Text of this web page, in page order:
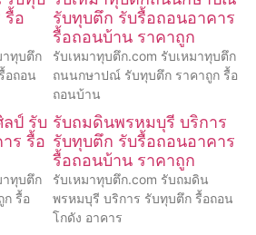
รื้อ
าทุบตึก
อถอน
รับทุบตึก รับรื้อถอนอาคาร
รื้อถอนบ้าน ราคาถูก
รับเหมาทุบตึก.com รับเหมาทุบตึก
ถนนกษาปณ์ รับทุบตึก ราคาถูก รื้อ
ถอนบ้าน
ป์ รับ
ร รื้อ
าทุบตึก
รื้อ
รับถมดินพรหมบุรี บริการ
รับทุบตึก รับรื้อถอนอาคาร
รื้อถอนบ้าน ราคาถูก
รับเหมาทุบตึก.com รับถมดิน
พรหมบุรี บริการ รับทุบตึก รื้อถอน
โกดัง อาคาร